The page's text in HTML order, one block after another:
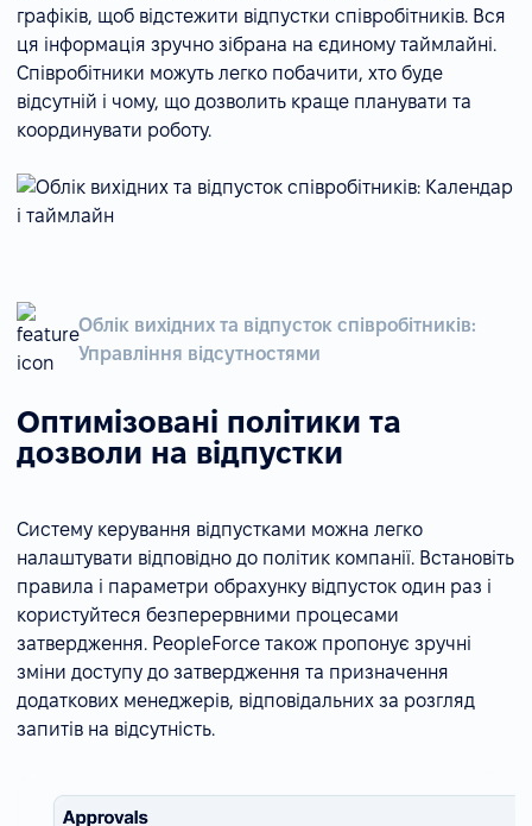
графіків, щоб відстежити відпустки співробітників. Вся
ця інформація зручно зібрана на єдиному таймлайні.
Співробітники можуть легко побачити, хто буде
відсутній і чому, що дозволить краще планувати та
координувати роботу.
Облік вихідних та відпусток співробітників:
Управління відсутностями
Оптимізовані політики та
дозволи на відпустки
Систему керування відпустками можна легко
налаштувати відповідно до політик компанії. Встановіть
правила і параметри обрахунку відпусток один раз і
користуйтеся безперервними процесами
затвердження. PeopleForce також пропонує зручні
зміни доступу до затвердження та призначення
додаткових менеджерів, відповідальних за розгляд
запитів на відсутність.